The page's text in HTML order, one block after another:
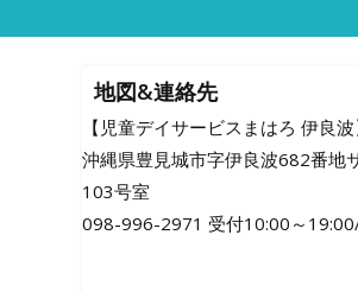
地図&連絡先
【児童デイサービスまはろ 伊良波
沖縄県豊見城市字伊良波682番地
103号室
098-996-2971 受付10:00～